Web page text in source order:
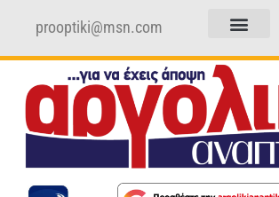
prooptiki@msn.com